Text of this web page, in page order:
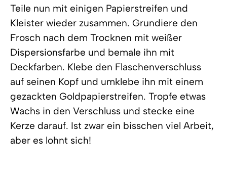
Teile nun mit einigen Papierstreifen und
Kleister wieder zusammen. Grundiere den
Frosch nach dem Trocknen mit weißer
Dispersionsfarbe und bemale ihn mit
Deckfarben. Klebe den Flaschenverschluss
auf seinen Kopf und umklebe ihn mit einem
gezackten Goldpapierstreifen. Tropfe etwas
Wachs in den Verschluss und stecke eine
Kerze darauf. Ist zwar ein bisschen viel Arbeit,
aber es lohnt sich!